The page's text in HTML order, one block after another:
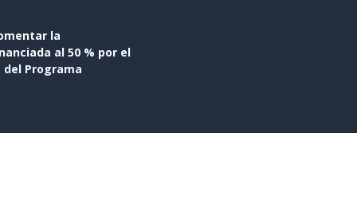
la
al 50 % por el
del Programa